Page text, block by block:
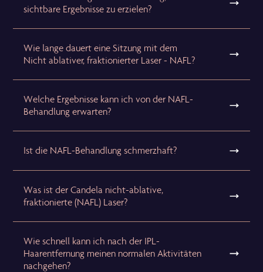
sichtbare Ergebnisse zu erzielen?
Wie lange dauert eine Sitzung mit dem
Nicht ablativer, fraktionierter Laser - NAFL?
Welche Ergebnisse kann ich von der NAFL-
Behandlung erwarten?
Ist die NAFL-Behandlung schmerzhaft?
Was ist der Candela nicht-ablative,
fraktionierte (NAFL) Laser?
Wie schnell kann ich nach der IPL-
Haarentfernung meinen normalen Aktivitäten
nachgehen?